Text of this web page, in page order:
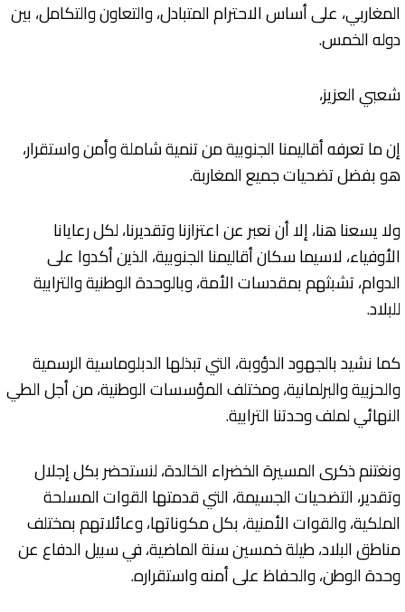
المغاربي، على أساس الاحترام المتبادل، والتعاون والتكامل، بين
دوله الخمس.
شعبي العزيز،
إن ما تعرفه أقاليمنا الجنوبية من تنمية شاملة وأمن واستقرار،
هو بفضل تضحيات جميع المغاربة.
ولا يسعنا هنا، إلا أن نعبر عن اعتزازنا وتقديرنا، لكل رعايانا
الأوفياء، لاسيما سكان أقاليمنا الجنوبية، الذين أكدوا على
الدوام، تشبثهم بمقدسات الأمة، وبالوحدة الوطنية والترابية
للبلاد.
كما نشيد بالجهود الدؤوبة، التي تبذلها الدبلوماسية الرسمية
والحزبية والبرلمانية، ومختلف المؤسسات الوطنية، من أجل الطي
النهائي لملف وحدتنا الترابية.
ونغتنم ذكرى المسيرة الخضراء الخالدة، لنستحضر بكل إجلال
وتقدير، التضحيات الجسيمة، التي قدمتها القوات المسلحة
الملكية، والقوات الأمنية، بكل مكوناتها، وعائلاتهم بمختلف
مناطق البلاد، طيلة خمسين سنة الماضية، في سبيل الدفاع عن
وحدة الوطن، والحفاظ على أمنه واستقراره.